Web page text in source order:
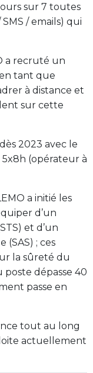
sur 7 toutes
/ emails) qui
a recruté un
tant que
à distance et
sur cette
2023 avec le
(opérateur à
a initié les
d’un
et d’un
(SAS) ; ces
la sûreté du
poste dépasse 40
passe en
tout au long
actuellement